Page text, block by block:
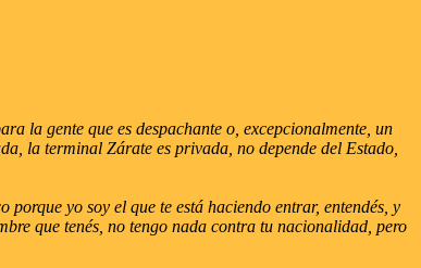
la gente que es despachante o, excepcionalmente, un
la terminal Zárate es privada, no depende del Estado,
yo soy el que te está haciendo entrar, entendés, y
que tenés, no tengo nada contra tu nacionalidad, pero